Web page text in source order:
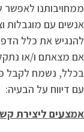
ממחויבותנו לאפשר
אנשים עם מוגבלות
להנגיש את כלל
אם מצאתם ו/או
בכלל, נשמח לקבל
עם דיווח על הבעיה:
אמצעים ליצירת